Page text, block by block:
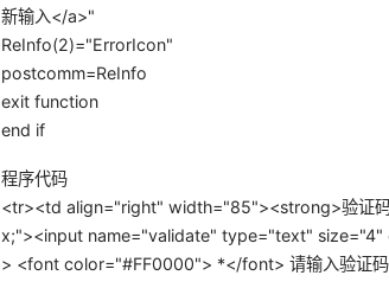
新输入</a>"
ReInfo(2)="ErrorIcon"
postcomm=ReInfo
exit function
end if
程序代码
<tr><td align="right" width="85"><strong>验证
x;"><input name="validate" type="text"
> <font color="#FF0000"> *</font> 请输入验证